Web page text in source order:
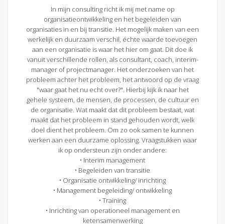
In mijn consulting richt ik mij met name op
organisatieontwikkeling en het begeleiden van
organisaties in en bij transitie. Het mogelijk maken van een
werkelijk en duurzaam verschil, échte waarde toevoegen
aan een organisatie is waar het hier om gaat. Dit doe ik
vanuit verschillende rollen, als consultant, coach, interim-
manager of projectmanager. Het onderzoeken van het
probleem achter het probleem, het antwoord op de vraag
"waar gaat het nu echt over?". Hierbij kijk ik naar het
gehele systeem, de mensen, de processen, de cultuur en
de organisatie. Wat maakt dat dit probleem bestaat, wat
maakt dat het probleem in stand gehouden wordt, welk
doel dient het probleem. Om zo ook samen te kunnen
werken aan een duurzame oplossing. Vraagstukken waar
ik op ondersteun zijn onder andere:
• Interim management
• Begeleiden van transitie
• Organisatie ontwikkeling/ inrichting
• Management begeleiding/ ontwikkeling
• Training
• Inrichting van operationeel management en
ketensamenwerking